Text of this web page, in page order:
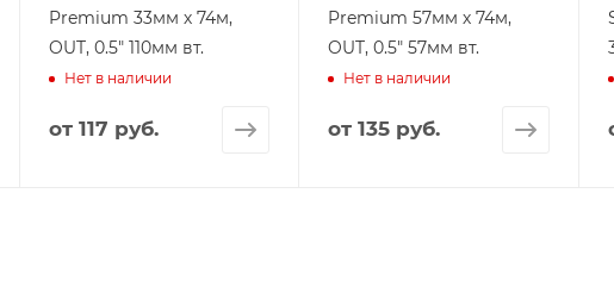
Premium 33мм х 74м,
OUT, 0.5" 110мм вт.
Нет в наличии
от 117 руб.
Premium 57мм х 74м,
OUT, 0.5" 57мм вт.
Нет в наличии
от 135 руб.